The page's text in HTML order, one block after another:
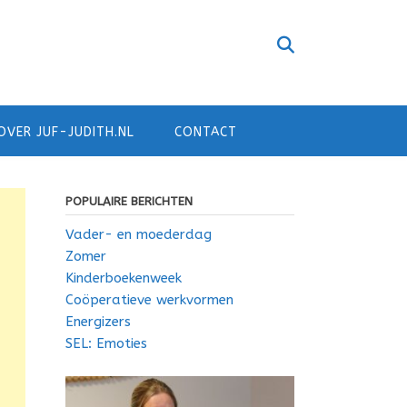
JUF-JUDITH.NL CONTACT
POPULAIRE BERICHTEN
Vader- en moederdag
Zomer
Kinderboekenweek
Coöperatieve werkvormen
Energizers
SEL: Emoties